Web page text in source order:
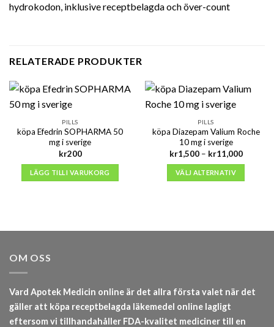
hydrokodon, inklusive receptbelagda och över-count
RELATERADE PRODUKTER
PILLS
köpa Efedrin SOPHARMA 50
mg i sverige
kr200
LÄGG TILL I VARUKORG
PILLS
köpa Diazepam Valium Roche
10 mg i sverige
kr1,500 – kr11,000
VÄLJ ALTERNATIV
OM OSS
Vard Apotek Medicin online är det allra första valet när det
gäller att köpa receptbelagda läkemedel online lagligt
eftersom vi tillhandahåller FDA-kvalitet mediciner till en